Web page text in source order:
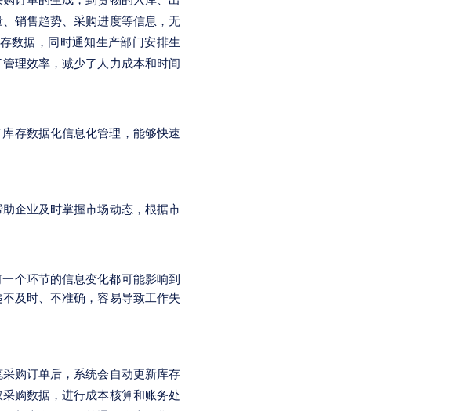
销售趋势、采购进度等信息，无
数据，同时通知生产部门安排生
理效率，减少了人力成本和时间
存数据化信息化管理，能够快速
企业及时掌握市场动态，根据市
个环节的信息变化都可能影响到
及时、不准确，容易导致工作失
购订单后，系统会自动更新库存
购数据，进行成本核算和账务处